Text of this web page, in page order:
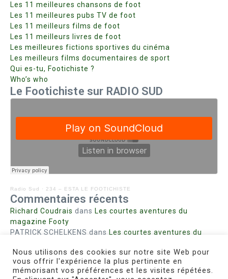
Les 11 meilleures chansons de foot
Les 11 meilleures pubs TV de foot
Les 11 meilleurs films de foot
Les 11 meilleurs livres de foot
Les meilleures fictions sportives du cinéma
Les meilleurs films documentaires de sport
Qui es-tu, Footichiste ?
Who’s who
Le Footichiste sur RADIO SUD
Radio Sud · 234 – ESTA LE FOOTICHISTE
Commentaires récents
Richard Coudrais dans Les courtes aventures du
magazine Footy
PATRICK SCHELKENS dans Les courtes aventures du
Bohn fabiennedans Intrigues sanglantes à Mulhouse
Steph. RUTA dansLust for Nice
MIRMANDdansPieds agiles et champignons
Nous utilisons des cookies sur notre site Web pour
vous offrir l'expérience la plus pertinente en
mémorisant vos préférences et les visites répétées.